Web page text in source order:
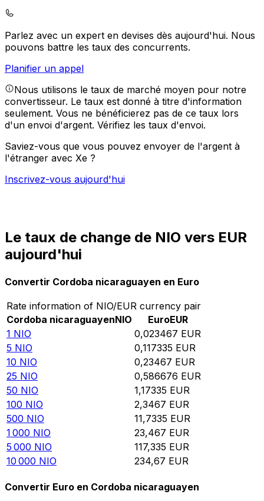
Parlez avec un expert en devises dès aujourd'hui. Nous
pouvons battre les taux des concurrents.
Planifier un appel
Nous utilisons le taux de marché moyen pour notre
convertisseur. Le taux est donné à titre d'information
seulement. Vous ne bénéficierez pas de ce taux lors
d'un envoi d'argent. Vérifiez les taux d'envoi.
Saviez-vous que vous pouvez envoyer de l'argent à
l'étranger avec Xe ?
Inscrivez-vous aujourd'hui
Le taux de change de NIO vers EUR
aujourd'hui
Convertir Cordoba nicaraguayen en Euro
Rate information of NIO/EUR currency pair
Cordoba nicaraguayenNIO EuroEUR
1 NIO 0,023467 EUR
5 NIO 0,117335 EUR
10 NIO 0,23467 EUR
25 NIO 0,586676 EUR
50 NIO 1,17335 EUR
100 NIO 2,3467 EUR
500 NIO 11,7335 EUR
1 000 NIO 23,467 EUR
5 000 NIO 117,335 EUR
10 000 NIO 234,67 EUR
Convertir Euro en Cordoba nicaraguayen